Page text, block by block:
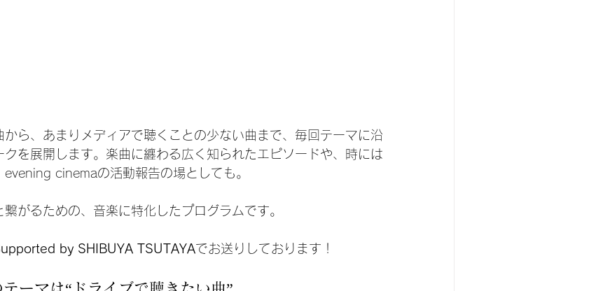
ら、あまりメディアで聴くことの少ない曲まで、毎回テーマに沿
クを展開します。楽曲に纏わる広く知られたエピソードや、時には
cinemaの活動報告の場としても。
がるための、音楽に特化したプログラムです。
by SHIBUYA TSUTAYAでお送りしております！